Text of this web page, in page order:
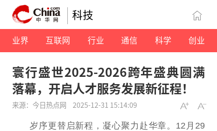
科技
业界 互联网 行业 通信 科学 创业
寰行盛世2025-2026跨年盛典圆满
落幕，开启人才服务发展新征程！
来源：今日热点网 2025-12-31 15:14:09
岁序更替启新程，凝心聚力赴华章。12月29